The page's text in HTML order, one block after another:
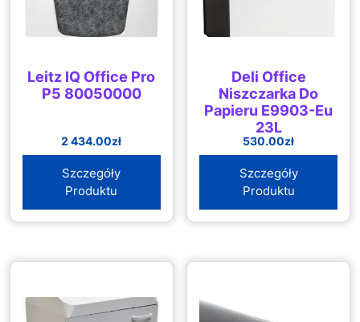
Leitz IQ Office Pro
P5 80050000
2 434.00zł
Szczegóły
Produktu
Deli Office
Niszczarka Do
Papieru E9903-Eu
23L
530.00zł
Szczegóły
Produktu